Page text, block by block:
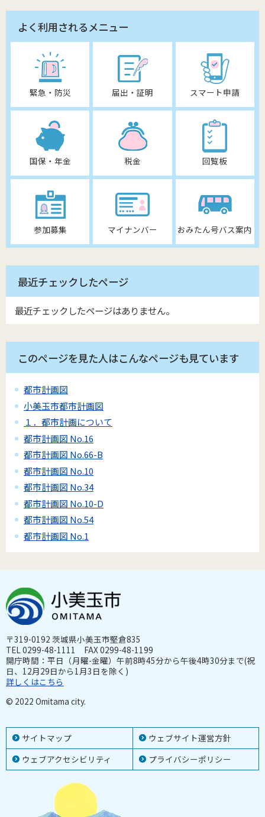
よく利用されるメニュー
緊急・防災 届出・証明 スマート申請
国保・年金 税金 回覧板
参加募集 マイナンバー おみたん号バス案内
最近チェックしたページ
最近チェックしたページはありません。
このページを見た人はこんなページも見ています
都市計画図
小美玉市都市計画図
１．都市計画について
都市計画図 No.16
都市計画図 No.66-B
都市計画図 No.10
都市計画図 No.34
都市計画図 No.10-D
都市計画図 No.54
都市計画図 No.1
サイトマップ
ウェブサイト運営方針
ウェブアクセシビリティ
プライバシーポリシー
〒319-0192 茨城県小美玉市堅倉835
TEL 0299-48-1111 FAX 0299-48-1199
開庁時間：平日（月曜-金曜）午前8時45分から午後4時30分まで(祝
日、12月29日から1月3日を除く)
詳しくはこちら
© 2022 Omitama city.